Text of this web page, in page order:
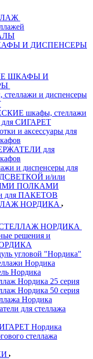
И ДИСПЕНСЕРЫ
ШКАФЫ И
и диспенсеры
шкафы, стеллажи
для СИГАРЕТ
и аксессуары для
для
и диспенсеры для
и/или
ПОЛКАМИ
для ПАКЕТОВ
НОРДИКА
НОРДИКА
решения и
угловой "Нордика"
Нордика
Нордика
Нордика 25 серия
Нордика 50 серия
Нордика
для стеллажа
Нордика
стеллажа